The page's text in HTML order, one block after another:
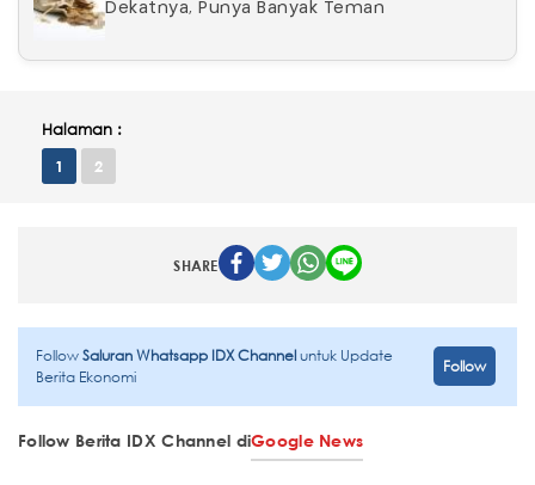
Dekatnya, Punya Banyak Teman
Halaman :
1 2
SHARE
FollowSaluran Whatsapp IDX Channeluntuk Update
Berita Ekonomi
Follow
Follow Berita IDX Channel diGoogle News